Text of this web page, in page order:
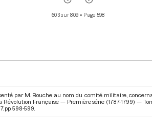
603 sur 809 • Page 598
par M. Bouche au nom du comité militaire,
Révolution Française — Première série (1787-1799) —
pp. 598-599.